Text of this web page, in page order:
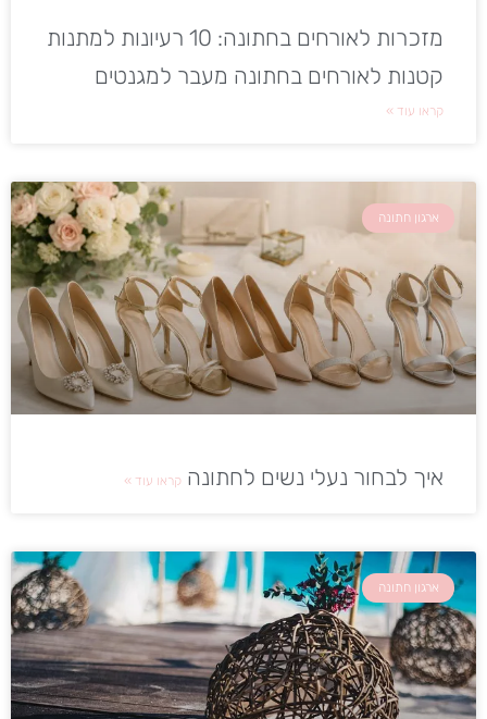
מזכרות לאורחים בחתונה: 10 רעיונות למתנות
קטנות לאורחים בחתונה מעבר למגנטים
קראו עוד »
ארגון חתונה
איך לבחור נעלי נשים לחתונה קראו עוד »
ארגון חתונה